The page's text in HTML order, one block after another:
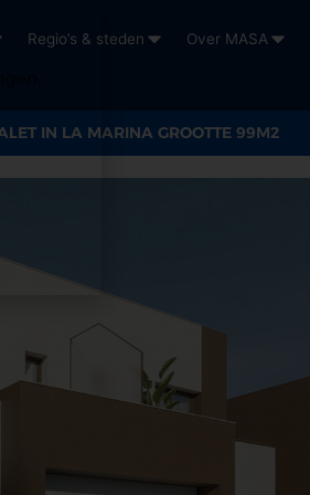
Regio’s & steden Over MASA
IN LA MARINA GROOTTE 99M2